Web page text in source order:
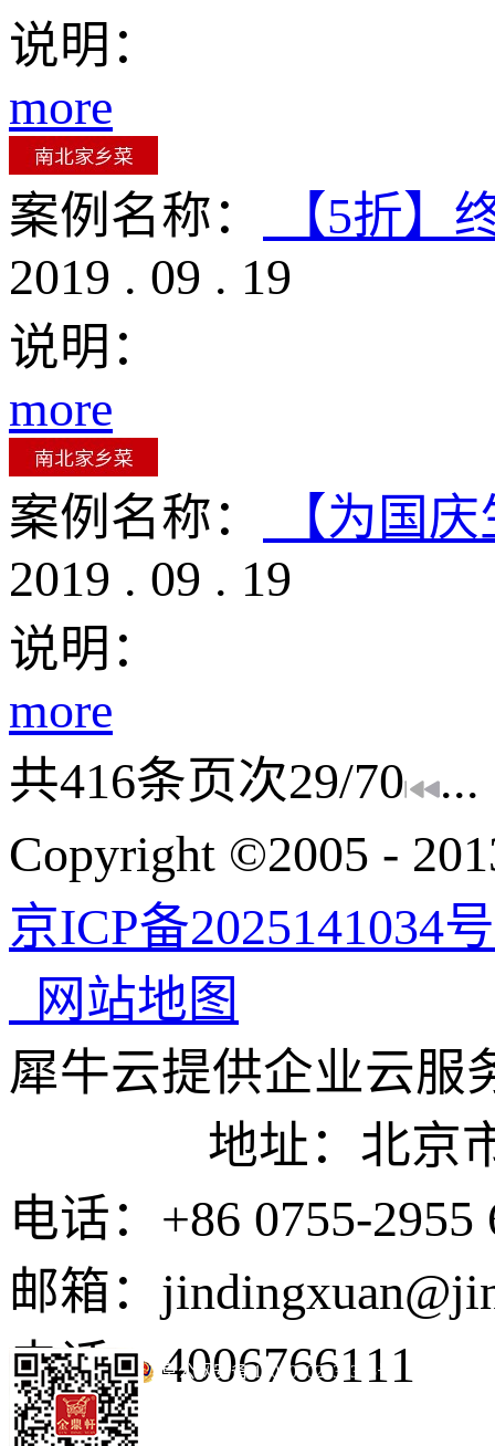
说明：
more
案例名称：
【5折】
2019 . 09 . 19
说明：
more
案例名称：
【为国
2019 . 09 . 19
说明：
more
共416条页次29/70
...
Copyright ©2005 -
京ICP备2025141034
网站地图
犀牛云提供企业云服
地址：北京市东
电话：+86 0755-2955
邮箱：
电话：4006766111
京公网安备 11010502035345号